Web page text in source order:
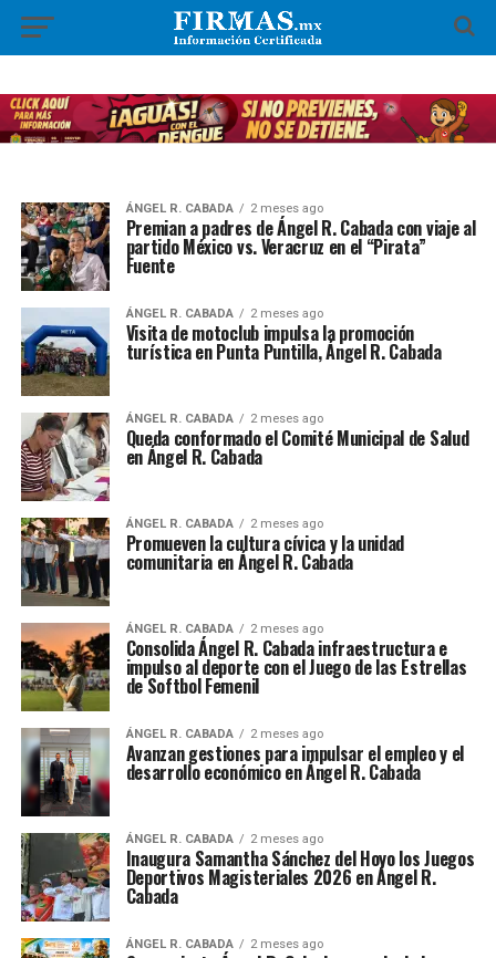
ÁNGEL R. CABADA 2 meses ago
Premian a padres de Ángel R. Cabada con viaje al
partido México vs. Veracruz en el “Pirata”
Fuente
ÁNGEL R. CABADA 2 meses ago
Visita de motoclub impulsa la promoción
turística en Punta Puntilla, Ángel R. Cabada
ÁNGEL R. CABADA 2 meses ago
Queda conformado el Comité Municipal de Salud
en Ángel R. Cabada
ÁNGEL R. CABADA 2 meses ago
Promueven la cultura cívica y la unidad
comunitaria en Ángel R. Cabada
ÁNGEL R. CABADA 2 meses ago
Consolida Ángel R. Cabada infraestructura e
impulso al deporte con el Juego de las Estrellas
de Softbol Femenil
ÁNGEL R. CABADA 2 meses ago
Avanzan gestiones para impulsar el empleo y el
desarrollo económico en Ángel R. Cabada
ÁNGEL R. CABADA 2 meses ago
Inaugura Samantha Sánchez del Hoyo los Juegos
Deportivos Magisteriales 2026 en Ángel R.
Cabada
ÁNGEL R. CABADA 2 meses ago